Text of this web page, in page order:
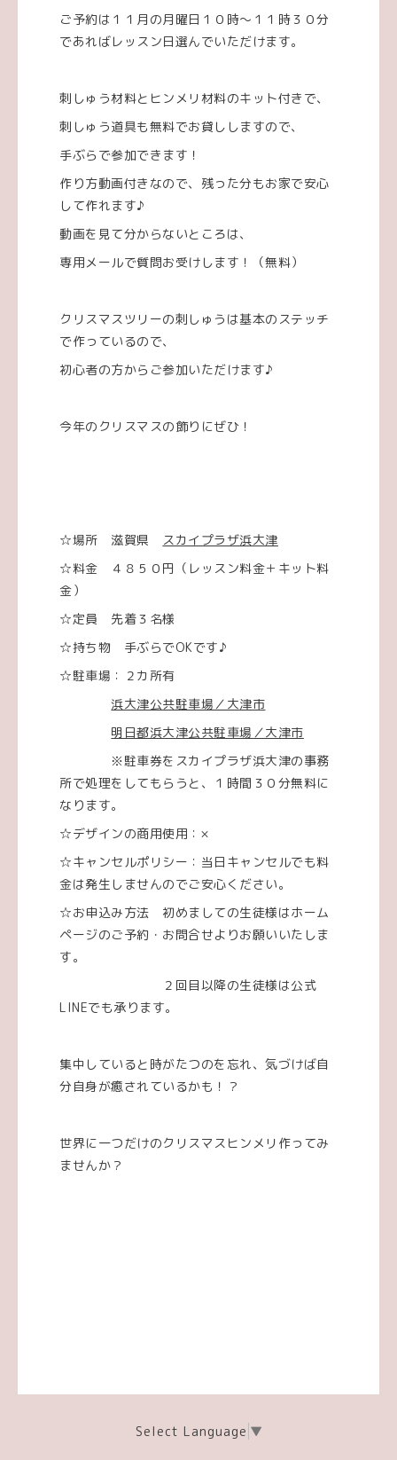
ご予約は１１月の月曜日１０時～１１時３０分
であればレッスン日選んでいただけます。
刺しゅう材料とヒンメリ材料のキット付きで、
刺しゅう道具も無料でお貸ししますので、
手ぶらで参加できます！
作り方動画付きなので、残った分もお家で安心
して作れます♪
動画を見て分からないところは、
専用メールで質問お受けします！（無料）
クリスマスツリーの刺しゅうは基本のステッチ
で作っているので、
初心者の方からご参加いただけます♪
今年のクリスマスの飾りにぜひ！
☆場所 滋賀県 スカイプラザ浜大津
☆料金 ４８５０円（レッスン料金＋キット料
金）
☆定員 先着３名様
☆持ち物 手ぶらでOKです♪
☆駐車場：２カ所有
浜大津公共駐車場／大津市
明日都浜大津公共駐車場／大津市
※駐車券をスカイプラザ浜大津の事務
所で処理をしてもらうと、１時間３０分無料に
なります。
☆デザインの商用使用：×
☆キャンセルポリシー：当日キャンセルでも料
金は発生しませんのでご安心ください。
☆お申込み方法 初めましての生徒様はホーム
ページのご予約・お問合せよりお願いいたしま
す。
２回目以降の生徒様は公式
LINEでも承ります。
集中していると時がたつのを忘れ、気づけば自
分自身が癒されているかも！？
世界に一つだけのクリスマスヒンメリ作ってみ
ませんか？
Select Language ▼